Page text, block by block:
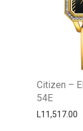
Citizen –
54E
L11,517.00